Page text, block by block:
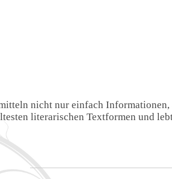
nicht nur einfach
literarischen Textformen und